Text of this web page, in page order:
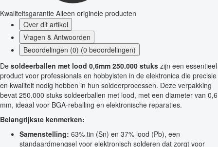
Kwaliteitsgarantie Alleen originele producten
Over dit artikel
Vragen & Antwoorden
Beoordelingen (0) (0 beoordelingen)
De soldeerballen met lood 0,6mm 250.000 stuks zijn een essentieel
product voor professionals en hobbyisten in de elektronica die precisie
en kwaliteit nodig hebben in hun soldeerprocessen. Deze verpakking
bevat 250.000 stuks soldeerballen met lood, met een diameter van 0,6
mm, ideaal voor BGA-reballing en elektronische reparaties.
Belangrijkste kenmerken:
Samenstelling: 63% tin (Sn) en 37% lood (Pb), een
standaardmengsel voor elektronisch solderen dat zorgt voor